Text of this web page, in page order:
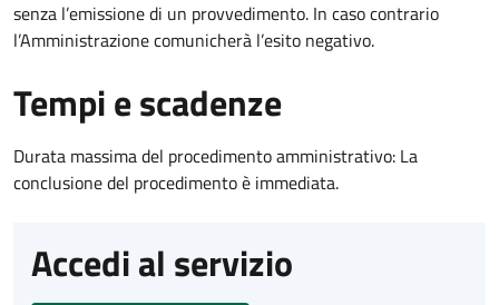
senza l’emissione di un provvedimento. In caso contrario
l’Amministrazione comunicherà l’esito negativo.
Tempi e scadenze
Durata massima del procedimento amministrativo: La
conclusione del procedimento è immediata.
Accedi al servizio